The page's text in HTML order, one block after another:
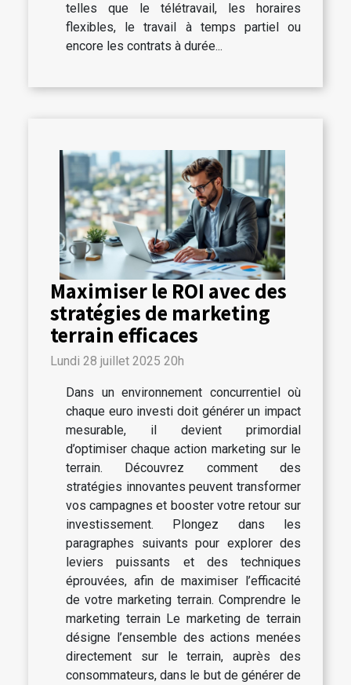
telles que le télétravail, les horaires
flexibles, le travail à temps partiel ou
encore les contrats à durée...
Maximiser le ROI avec des
stratégies de marketing
terrain efficaces
Lundi 28 juillet 2025 20h
Dans un environnement concurrentiel où
chaque euro investi doit générer un impact
mesurable, il devient primordial
d’optimiser chaque action marketing sur le
terrain. Découvrez comment des
stratégies innovantes peuvent transformer
vos campagnes et booster votre retour sur
investissement. Plongez dans les
paragraphes suivants pour explorer des
leviers puissants et des techniques
éprouvées, afin de maximiser l’efficacité
de votre marketing terrain. Comprendre le
marketing terrain Le marketing de terrain
désigne l’ensemble des actions menées
directement sur le terrain, auprès des
consommateurs, dans le but de générer de